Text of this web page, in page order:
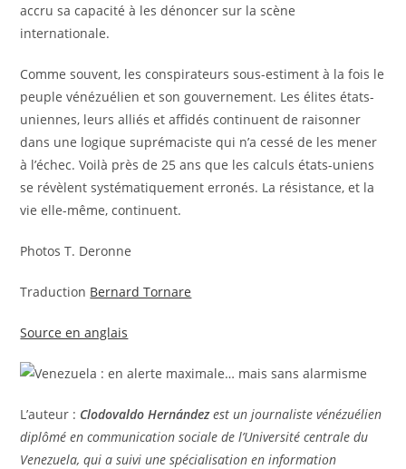
accru sa capacité à les dénoncer sur la scène
internationale.
Comme souvent, les conspirateurs sous-estiment à la fois le
peuple vénézuélien et son gouvernement. Les élites états-
uniennes, leurs alliés et affidés continuent de raisonner
dans une logique suprémaciste qui n’a cessé de les mener
à l’échec. Voilà près de 25 ans que les calculs états-uniens
se révèlent systématiquement erronés. La résistance, et la
vie elle-même, continuent.
Photos T. Deronne
Traduction Bernard Tornare
Source en anglais
L’auteur : Clodovaldo Hernándezest un journaliste vénézuélien
diplômé en communication sociale de l’Université centrale du
Venezuela, qui a suivi une spécialisation en information